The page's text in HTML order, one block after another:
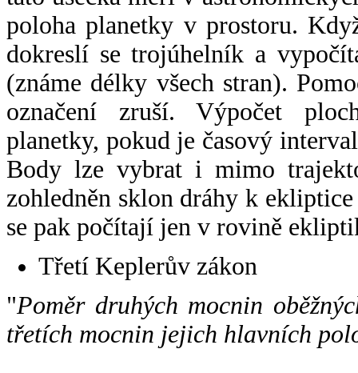
poloha planetky v prostoru.
dokreslí se trojúhelník a
(známe délky všech stran).
označení zruší. Výpočet
planetky, pokud je časový
Body lze vybrat i mimo
zohledněn sklon dráhy k
se pak počítají jen v rovině
Třetí Keplerův zákon
"Poměr druhých mocnin
třetích mocnin jejich hlavních